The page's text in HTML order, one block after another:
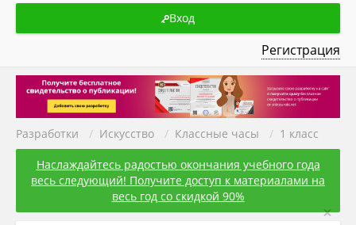
Вход
Регистрация
Разработки / Искуcство / Классные часы / 1 класс
Наслаждайтесь радостью окончания учебного года
весь следующий! Получите доступ к материалами на
весь год со скидкой 90%
×